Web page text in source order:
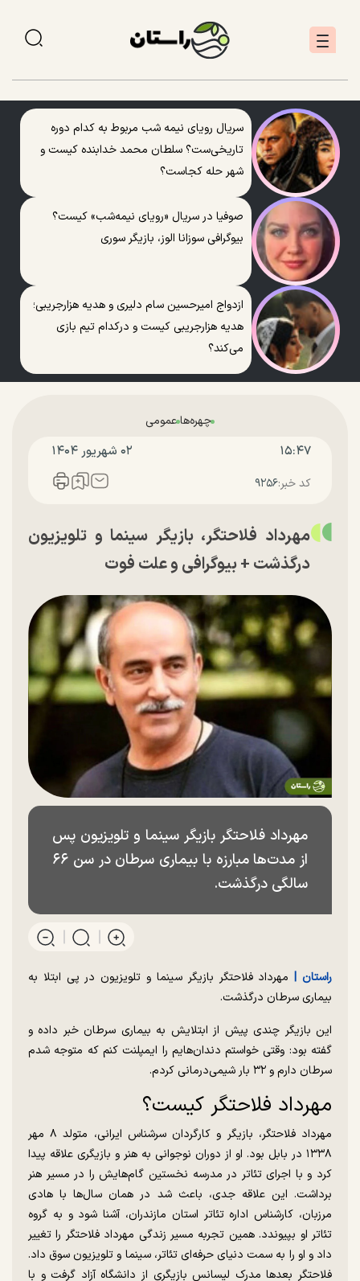
سریال رویای نیمه شب مربوط به کدام دوره
تاریخی‌ست؟ سلطان محمد خدابنده کیست و
شهر حله کجاست؟
صوفیا در سریال «رویای نیمه‌شب» کیست؟
بیوگرافی سوزانا الوز، بازیگر سوری
ازدواج امیرحسین سام دلیری و هدیه هزارجریبی؛
هدیه هزارجریبی کیست و درکدام تیم بازی
می‌کند؟
چهره‌هاعمومی
۱۵:۴۷ ۰۲ شهريور ۱۴۰۴
کد خبر:۹۲۵۶
مهرداد فلاحتگر، بازیگر سینما و تلویزیون
درگذشت + بیوگرافی و علت فوت
مهرداد فلاحتگر بازیگر سینما و تلویزیون پس
از مدت‌ها مبارزه با بیماری سرطان در سن ۶۶
سالگی درگذشت.
راستان |مهرداد فلاحتگر بازیگر سینما و تلویزیون در پی ابتلا به
بیماری سرطان درگذشت.
این بازیگر چندی پیش از ابتلایش به بیماری سرطان خبر داده و
گفته بود: وقتی خواستم دندان‌هایم را ایمپلنت کنم که متوجه شدم
سرطان دارم و ۳۲ بار شیمی‌درمانی کردم.
مهرداد فلاحتگر کیست؟
مهرداد فلاحتگر، بازیگر و کارگردان سرشناس ایرانی، متولد ۸ مهر
۱۳۳۸ در بابل بود. او از دوران نوجوانی به هنر و بازیگری علاقه پیدا
کرد و با اجرای تئاتر در مدرسه نخستین گام‌هایش را در مسیر هنر
برداشت. این علاقه جدی، باعث شد در همان سال‌ها با هادی
مرزبان، کارشناس اداره تئاتر استان مازندران، آشنا شود و به گروه
تئاتر او بپیوندد. همین تجربه مسیر زندگی مهرداد فلاحتگر را تغییر
داد و او را به سمت دنیای حرفه‌ای تئاتر، سینما و تلویزیون سوق داد.
فلاحتگر بعد‌ها مدرک لیسانس بازیگری از دانشگاه آزاد گرفت و با